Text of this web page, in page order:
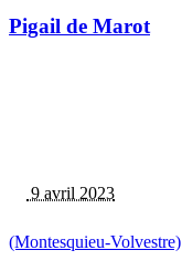
Pigail de Marot
9 avril 2023
(Montesquieu-Volvestre)